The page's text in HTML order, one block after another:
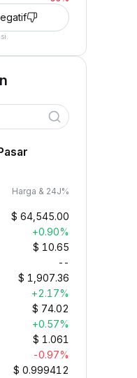
Harga & 24J%
$ 64,545.00
+0.90%
$ 10.65
--
$ 1,907.36
+2.17%
$ 74.02
+0.57%
$ 1.061
-0.97%
$ 0.999412